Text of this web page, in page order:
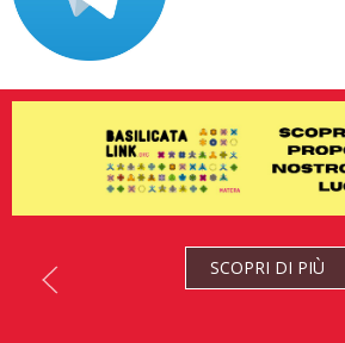
SCOPRI DI PIÙ